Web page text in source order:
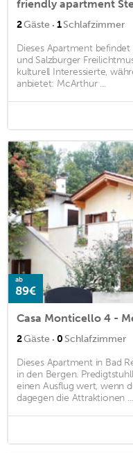
2Gäste · 1Schlafzimmer
Dieses Apartment befindet
und Salzburger
kulturell Interessierte,
anbietet: McArthur ...
ab
89€
2Gäste · 0 Schlafzimmer
Dieses Apartment in Bad
in den Bergen.
einen Ausflug wert, wenn
dagegen die Attraktionen ...